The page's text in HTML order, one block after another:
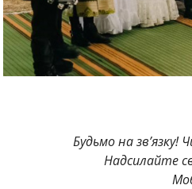
Будьмо на
Надсилайте